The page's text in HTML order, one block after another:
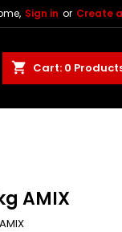
Sign in or Create
shopping_cart Cart: 0
AMIX
AMIX